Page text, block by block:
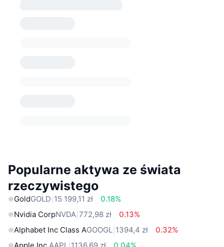
Popularne aktywa ze świata
rzeczywistego
GoldGOLD 15 199,11 zł
0.18%
Nvidia CorpNVDA 772,98 zł
0.13%
Alphabet Inc Class AGOOGL 1394,4 zł
0.32%